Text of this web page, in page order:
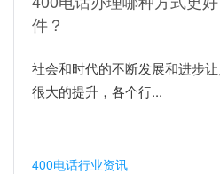
件？
社会和时代的不断发展和进步
很大的提升，各个行...
400电话行业资讯